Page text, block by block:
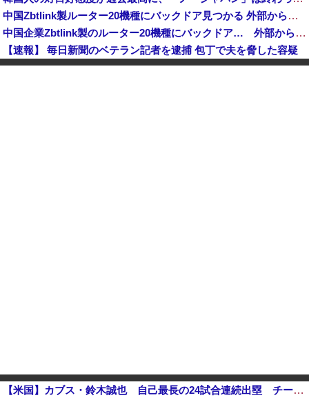
中国Zbtlink製ルーター20機種にバックドア見つかる 外部から完全制御のおそれ
中国企業Zbtlink製のルーター20機種にバックドア… 外部から完全制御のおそれ
【速報】 毎日新聞のベテラン記者を逮捕 包丁で夫を脅した容疑
中国人のリウさん、新エネ車で国境越えたら遠隔操作で30時間ロックされる！
【米国】カブス・鈴木誠也 自己最長の24試合連続出塁 チームは9回2死から追いつき、延長劇的サヨナラで4連勝他